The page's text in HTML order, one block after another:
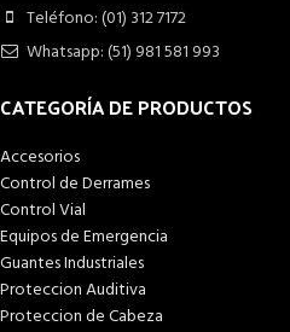
Teléfono: (01) 312 7172
Whatsapp: (51) 981 581 993
CATEGORÍA DE PRODUCTOS
Accesorios
Control de Derrames
Control Vial
Equipos de Emergencia
Guantes Industriales
Proteccion Auditiva
Proteccion de Cabeza